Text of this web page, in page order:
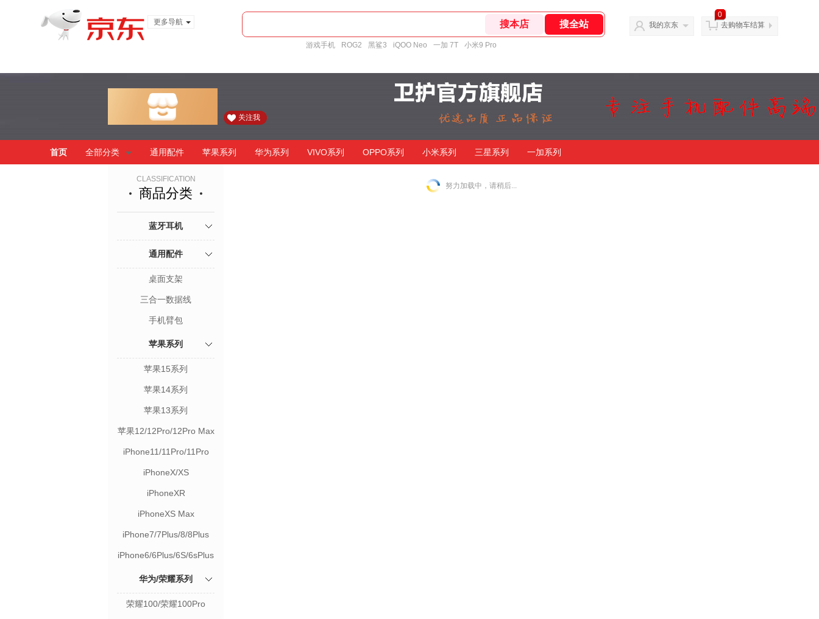
更多导航
游戏手机 ROG2 黑鲨3 iQOO Neo 一加 7T 小米9 Pro
我的京东
0
去购物车结算
关注我
首页 全部分类 通用配件 苹果系列 华为系列 VIVO系列 OPPO系列 小米系列 三星系列 一加系列
CLASSIFICATION
商品分类
蓝牙耳机
通用配件
桌面支架
三合一数据线
手机臂包
苹果系列
苹果15系列
苹果14系列
苹果13系列
苹果12/12Pro/12Pro Max
iPhone11/11Pro/11Pro
iPhoneX/XS
iPhoneXR
iPhoneXS Max
iPhone7/7Plus/8/8Plus
iPhone6/6Plus/6S/6sPlus
华为/荣耀系列
荣耀100/荣耀100Pro
努力加载中，请稍后...